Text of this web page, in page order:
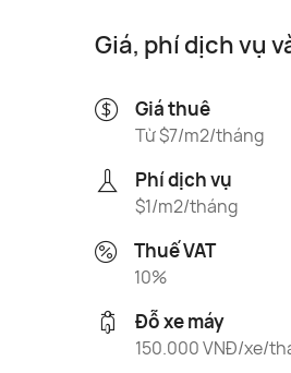
Giá, phí dịch vụ
Giá thuê
Từ $7/m2/tháng
Phí dịch vụ
$1/m2/tháng
Thuế VAT
10%
Đỗ xe máy
150.000 VNĐ/xe/